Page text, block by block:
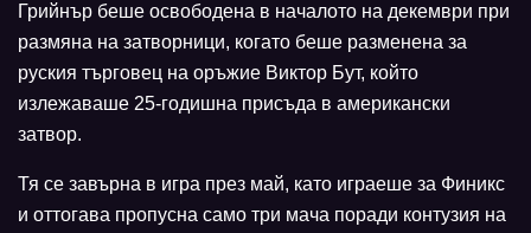
Грийнър беше освободена в началото на декември при
размяна на затворници, когато беше разменена за
руския търговец на оръжие Виктор Бут, който
излежаваше 25-годишна присъда в американски
затвор.
Тя се завърна в игра през май, като играеше за Финикс
и оттогава пропусна само три мача поради контузия на